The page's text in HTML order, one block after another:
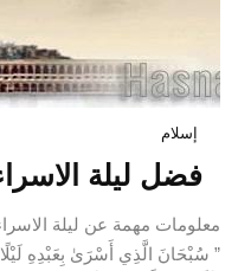
إسلام
فضل ليلة
معلومات مهمة عن ليلة
” سُبْحَانَ الَّذِي أَسْرَىٰ بِعَبْدِهِ